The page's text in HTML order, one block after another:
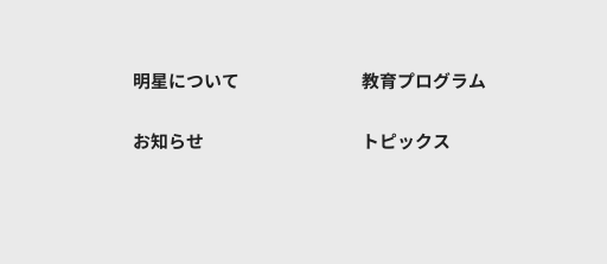
明星について 教育プログラム
お知らせ トピックス